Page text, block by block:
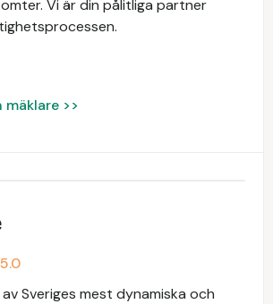
Vi är din pålitliga partner
>>
5.0
Sveriges mest dynamiska och